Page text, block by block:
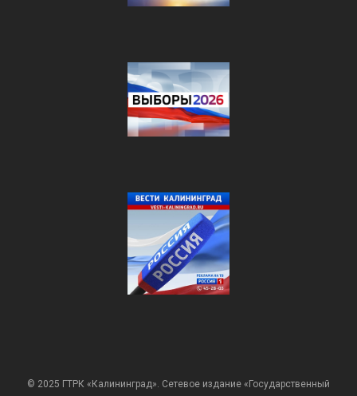
© 2025 ГТРК «Калининград». Сетевое издание «Государственный